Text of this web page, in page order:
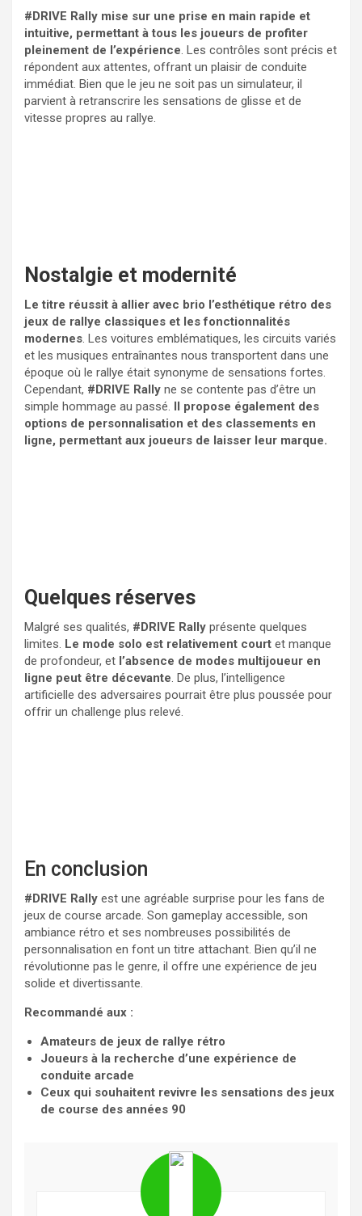
#DRIVE Rally mise sur une prise en main rapide et
intuitive, permettant à tous les joueurs de profiter
pleinement de l’expérience. Les contrôles sont précis et
répondent aux attentes, offrant un plaisir de conduite
immédiat. Bien que le jeu ne soit pas un simulateur, il
parvient à retranscrire les sensations de glisse et de
vitesse propres au rallye.
Nostalgie et modernité
Le titre réussit à allier avec brio l’esthétique rétro des
jeux de rallye classiques et les fonctionnalités
modernes. Les voitures emblématiques, les circuits variés
et les musiques entraînantes nous transportent dans une
époque où le rallye était synonyme de sensations fortes.
Cependant, #DRIVE Rally ne se contente pas d’être un
simple hommage au passé. Il propose également des
options de personnalisation et des classements en
ligne, permettant aux joueurs de laisser leur marque.
Quelques réserves
Malgré ses qualités, #DRIVE Rally présente quelques
limites. Le mode solo est relativement court et manque
de profondeur, et l’absence de modes multijoueur en
ligne peut être décevante. De plus, l’intelligence
artificielle des adversaires pourrait être plus poussée pour
offrir un challenge plus relevé.
En conclusion
#DRIVE Rally est une agréable surprise pour les fans de
jeux de course arcade. Son gameplay accessible, son
ambiance rétro et ses nombreuses possibilités de
personnalisation en font un titre attachant. Bien qu’il ne
révolutionne pas le genre, il offre une expérience de jeu
solide et divertissante.
Recommandé aux :
Amateurs de jeux de rallye rétro
Joueurs à la recherche d’une expérience de
conduite arcade
Ceux qui souhaitent revivre les sensations des jeux
de course des années 90